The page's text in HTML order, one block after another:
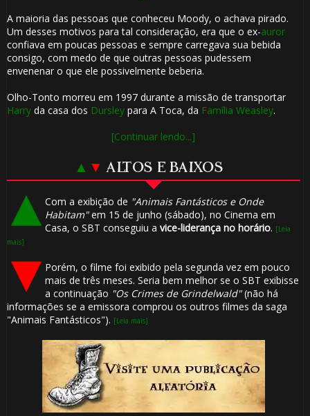
A maioria das pessoas que conheceu Moody, o achava pirado.
Um desses motivos para tal consideração, era que o ex-auror
confiava em poucas pessoas e sempre carregava sua bebida
consigo, com medo de que outras pessoas pudessem
envenenar o que ele possivelmente beberia.
Olho-Tonto morreu em 1997 durante a missão de transportar
Harryda casa dos Dursleypara A Toca, da Família Weasley.
[Continuar lendo...]
▲ ▼ ALTOS E BAIXOS
Com a exibição de "Animais Fantásticos e Onde
Habitam"em 15 de junho (sábado), no Cinema em
Casa, o SBT conseguiu a vice-liderança no horário. [Leia
mais]
Porém, o filme foi exibido pela segunda vez em pouco
mais de três meses. Seria bem melhor se o SBT exibisse
a continuação "Os Crimes de Grindelwald"(não há
informações se a emissora comprou os outros filmes da saga
"Animais Fantásticos"). [Leia mais]
1️⃣ 8️⃣
🎈
⚡
⚡
⚡